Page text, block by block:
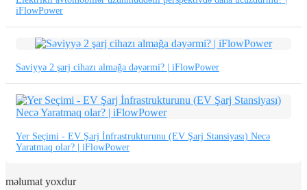
iFlowPower
Səviyyə 2 şarj cihazı almağa dəyərmi? | iFlowPower
Yer Seçimi - EV Şarj İnfrastrukturunu (EV Şarj Stansiyası) Necə
Yaratmaq olar? | iFlowPower
məlumat yoxdur